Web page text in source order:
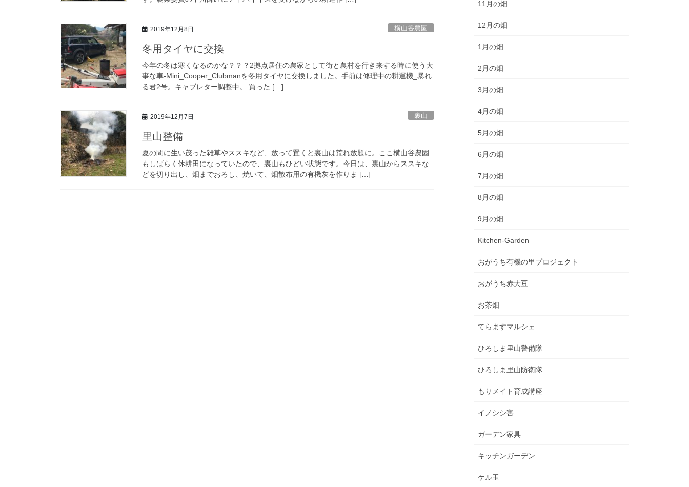
2019年12月8日 横山谷農園
冬用タイヤに交換
今年の冬は寒くなるのかな？？？2拠点居住の農家として街と農村を行き来する時に使う大
事な車-Mini_Cooper_Clubmanを冬用タイヤに交換しました。手前は修理中の耕運機_暴れ
る君2号。キャブレター調整中。 買った […]
2019年12月7日 裏山
里山整備
夏の間に生い茂った雑草やススキなど、放って置くと裏山は荒れ放題に。ここ横山谷農園
もしばらく休耕田になっていたので、裏山もひどい状態です。今日は、裏山からススキな
どを切り出し、畑までおろし、焼いて、畑散布用の有機灰を作りま […]
11月の畑
12月の畑
1月の畑
2月の畑
3月の畑
4月の畑
5月の畑
6月の畑
7月の畑
8月の畑
9月の畑
Kitchen-Garden
おがうち有機の里プロジェクト
おがうち赤大豆
お茶畑
てらますマルシェ
ひろしま里山警備隊
ひろしま里山防衛隊
もりメイト育成講座
イノシシ害
ガーデン家具
キッチンガーデン
ケル玉